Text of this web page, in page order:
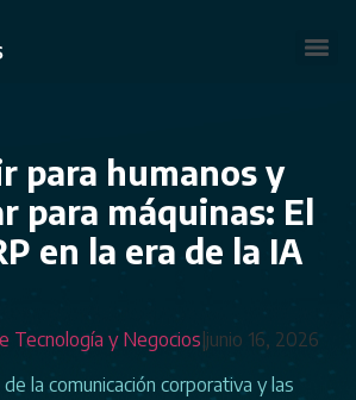
para humanos y
para máquinas: El
en la era de la IA
Tecnología y Negocios junio 16, 2026
la comunicación corporativa y las